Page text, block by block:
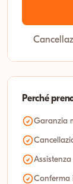
Perché
Garanzia
Conferma